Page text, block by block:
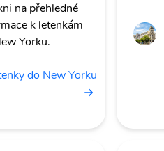
na přehledné
k letenkám
Yorku.
do New Yorku